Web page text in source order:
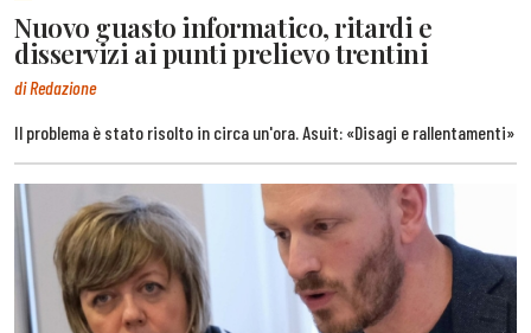
Nuovo guasto informatico, ritardi e
disservizi ai punti prelievo trentini
di Redazione
Il problema è stato risolto in circa un'ora. Asuit: «Disagi e rallentamenti»